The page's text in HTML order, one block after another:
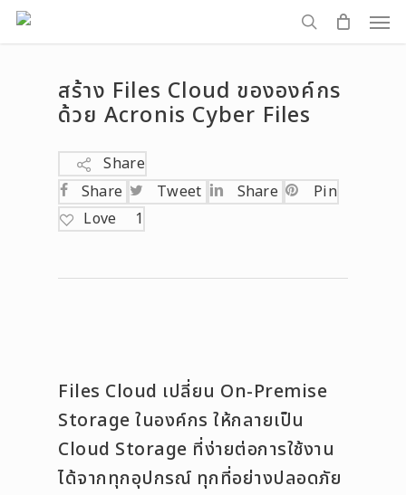
Skip
to
search
สร้าง Files Cloud ขององค์กร
ด้วย Acronis Cyber Files
Share
Share
Tweet Share
Pin
Love
1
Files Cloud เปลี่ยน On-Premise
Storage ในองค์กร ให้กลายเป็น
Cloud Storage ที่ง่ายต่อการใช้งาน
ได้จากทุกอุปกรณ์ ทุกที่อย่างปลอดภัย